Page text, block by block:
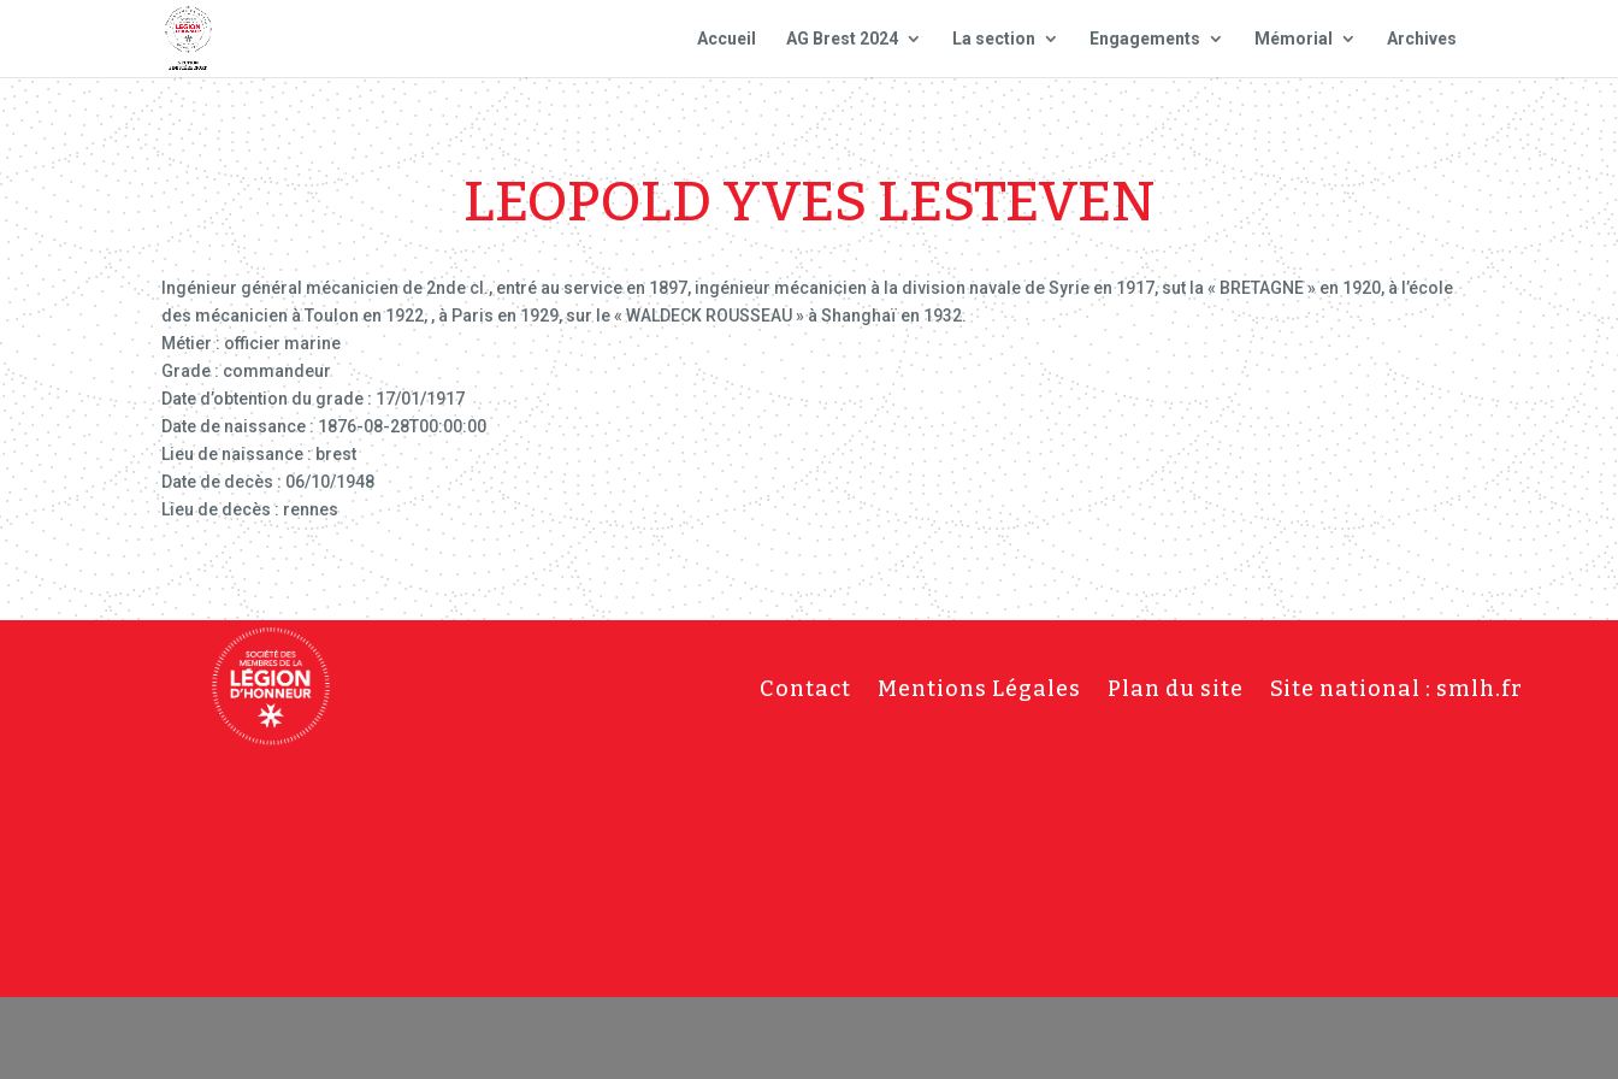
Accueil AG Brest 2024 La section Engagements Mémorial Archives
LEOPOLD YVES LESTEVEN
Ingénieur général mécanicien de 2nde cl., entré au service en 1897, ingénieur mécanicien à la division navale de Syrie en 1917, sut la « BRETAGNE » en 1920, à l’école
des mécanicien à Toulon en 1922, , à Paris en 1929, sur le « WALDECK ROUSSEAU » à Shanghaï en 1932.
Métier : officier marine
Grade : commandeur
Date d’obtention du grade : 17/01/1917
Date de naissance : 1876-08-28T00:00:00
Lieu de naissance : brest
Date de decès : 06/10/1948
Lieu de decès : rennes
Contact Mentions Légales Plan du site Site national : smlh.fr